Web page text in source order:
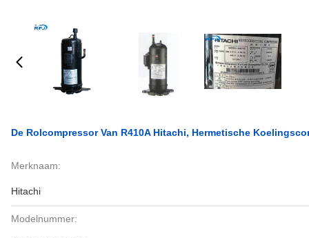
De Rolcompressor Van R410A Hitachi, Hermetische
Merknaam:
Hitachi
Modelnummer: